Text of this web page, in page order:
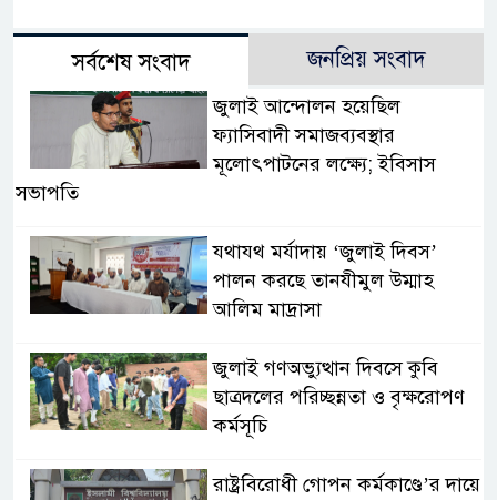
সর্বশেষ সংবাদ জনপ্রিয় সংবাদ
জুলাই আন্দোলন হয়েছিল
ফ্যাসিবাদী সমাজব্যবস্থার
মূলোৎপাটনের লক্ষ্যে; ইবিসাস
সভাপতি
যথাযথ মর্যাদায় ‘জুলাই দিবস’
পালন করছে তানযীমুল উম্মাহ
আলিম মাদ্রাসা
জুলাই গণঅভ্যুত্থান দিবসে কুবি
ছাত্রদলের পরিচ্ছন্নতা ও বৃক্ষরোপণ
কর্মসূচি
রাষ্ট্রবিরোধী গোপন কর্মকাণ্ডে’র দায়ে